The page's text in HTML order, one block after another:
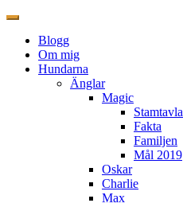
Blogg
Om mig
Hundarna
Änglar
Magic
Stamtavla
Fakta
Familjen
Mål 2019
Oskar
Charlie
Max